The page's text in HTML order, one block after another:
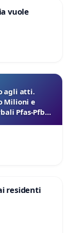
vuole
agli atti.
Milioni e
Pfas-Pfba
residenti